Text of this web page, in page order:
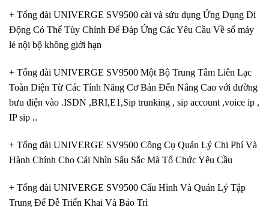
+ Tổng đài UNIVERGE SV9500 cài và sửu dụng Ứng Dụng Di
Động Có Thể Tùy Chỉnh Để Đáp Ứng Các Yêu Cầu Về số máy
lẻ nội bộ không giới hạn
+ Tổng đài UNIVERGE SV9500 Một Bộ Trung Tâm Liên Lạc
Toàn Diện Từ Các Tính Năng Cơ Bản Đến Nâng Cao với đường
bưu điện vào .ISDN ,BRI,E1,Sip trunking , sip account ,voice ip ,
IP sip ..
+ Tổng đài UNIVERGE SV9500 Công Cụ Quản Lý Chi Phí Và
Hành Chính Cho Cái Nhìn Sâu Sắc Mà Tổ Chức Yêu Cầu
+ Tổng đài UNIVERGE SV9500 Cấu Hình Và Quản Lý Tập
Trung Để Dễ Triển Khai Và Bảo Trì